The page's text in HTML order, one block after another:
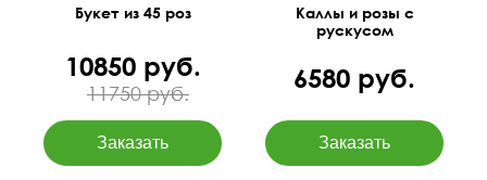
Букет из 45 роз
10850 руб.
11750 руб.
Каллы и розы с
рускусом
6580 руб.